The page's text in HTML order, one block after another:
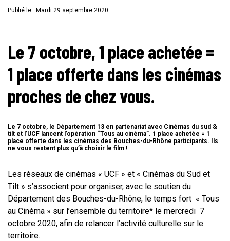
Publié le : Mardi 29 septembre 2020
Le 7 octobre, 1 place achetée =
1 place offerte dans les cinémas
proches de chez vous.
Le 7 octobre, le Département 13 en partenariat avec Cinémas du sud &
tilt et l’UCF lancent l’opération “Tous au cinéma”. 1 place achetée = 1
place offerte dans les cinémas des Bouches-du-Rhône participants. Ils
ne vous restent plus qu’à choisir le film !
Les réseaux de cinémas « UCF » et « Cinémas du Sud et
Tilt » s’associent pour organiser, avec le soutien du
Département des Bouches-du-Rhône, le temps fort « Tous
au Cinéma » sur l’ensemble du territoire* le mercredi 7
octobre 2020, afin de relancer l’activité culturelle sur le
territoire.